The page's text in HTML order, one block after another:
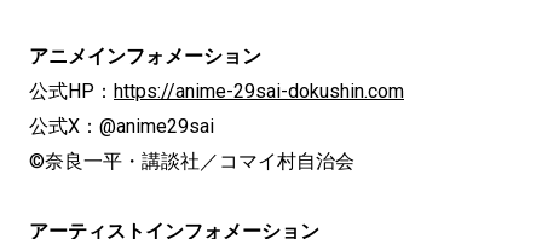
アニメインフォメーション
公式HP： https://anime-29sai-dokushin.com
公式X：@anime29sai
©奈良一平・講談社／コマイ村自治会
アーティストインフォメーション